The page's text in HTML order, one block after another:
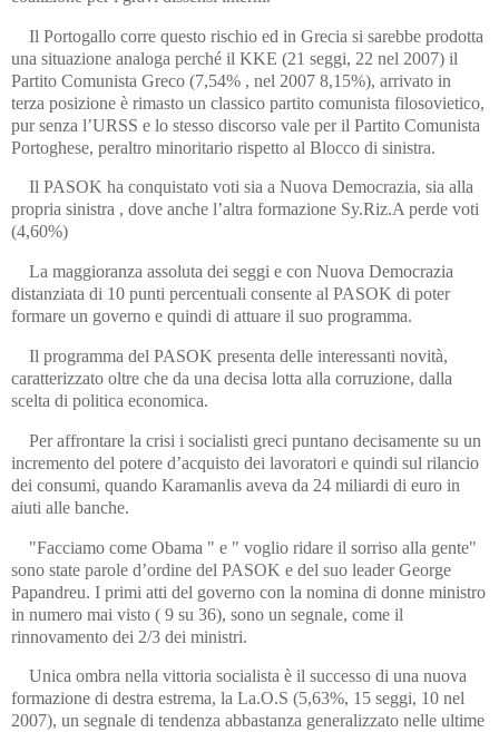
Il Portogallo corre questo rischio ed in Grecia si sarebbe prodotta
una situazione analoga perché il KKE (21 seggi, 22 nel 2007) il
Partito Comunista Greco (7,54% , nel 2007 8,15%), arrivato in
terza posizione è rimasto un classico partito comunista filosovietico,
pur senza l’URSS e lo stesso discorso vale per il Partito Comunista
Portoghese, peraltro minoritario rispetto al Blocco di sinistra.
Il PASOK ha conquistato voti sia a Nuova Democrazia, sia alla
propria sinistra , dove anche l’altra formazione Sy.Riz.A perde voti
(4,60%)
La maggioranza assoluta dei seggi e con Nuova Democrazia
distanziata di 10 punti percentuali consente al PASOK di poter
formare un governo e quindi di attuare il suo programma.
Il programma del PASOK presenta delle interessanti novità,
caratterizzato oltre che da una decisa lotta alla corruzione, dalla
scelta di politica economica.
Per affrontare la crisi i socialisti greci puntano decisamente su un
incremento del potere d’acquisto dei lavoratori e quindi sul rilancio
dei consumi, quando Karamanlis aveva da 24 miliardi di euro in
aiuti alle banche.
"Facciamo come Obama " e " voglio ridare il sorriso alla gente"
sono state parole d’ordine del PASOK e del suo leader George
Papandreu. I primi atti del governo con la nomina di donne ministro
in numero mai visto ( 9 su 36), sono un segnale, come il
rinnovamento dei 2/3 dei ministri.
Unica ombra nella vittoria socialista è il successo di una nuova
formazione di destra estrema, la La.O.S (5,63%, 15 seggi, 10 nel
2007), un segnale di tendenza abbastanza generalizzato nelle ultime